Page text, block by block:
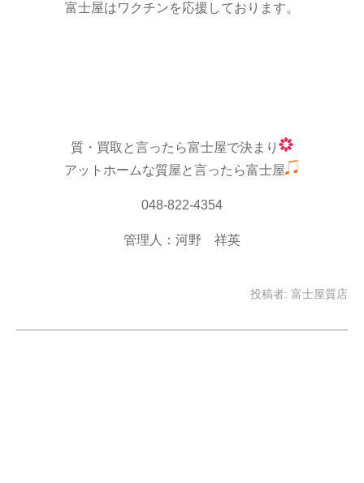
富士屋はワクチンを応援しております。
質・買取と言ったら富士屋で決まり
アットホームな質屋と言ったら富士屋
048-822-4354
管理人：河野 祥英
投稿者: 富士屋質店